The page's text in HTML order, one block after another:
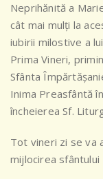
Neprihănită a
cât mai mulți la
iubirii milostive a
Prima Vineri,
Sfânta
Inima Preasfântă
încheierea Sf.
Tot vineri zi se va
mijlocirea sfântului